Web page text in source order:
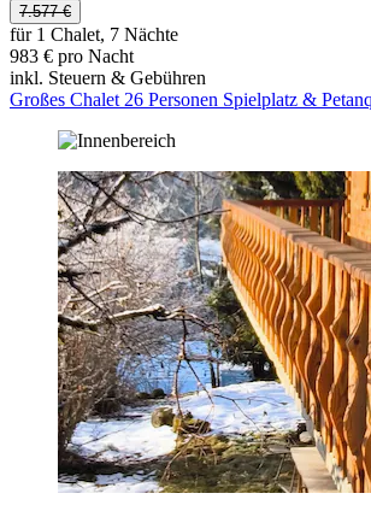
7.577 €
für 1 Chalet, 7 Nächte
983 € pro Nacht
inkl. Steuern & Gebühren
Großes Chalet 26 Personen Spielplatz &